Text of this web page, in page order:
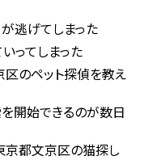
逃げてしまった
ってしまった
のペット探偵を教え
開始できるのが数日
京都文京区の猫探し